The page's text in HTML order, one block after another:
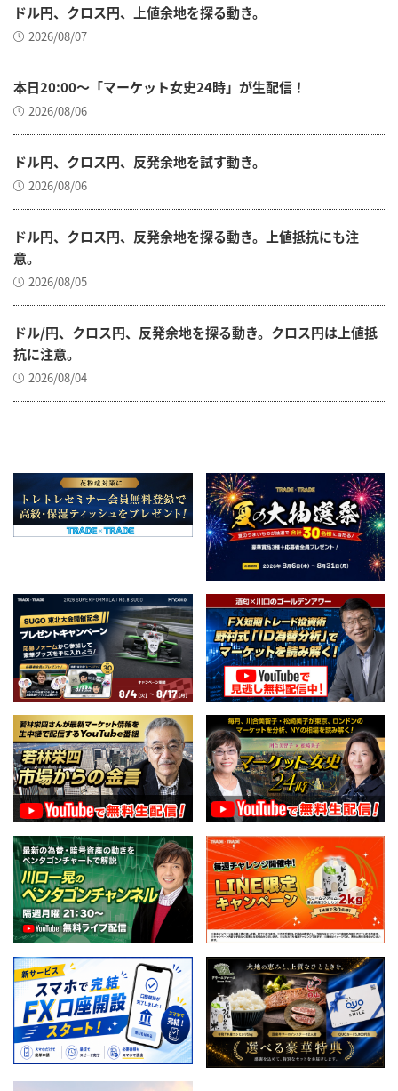
ドル円、クロス円、上値余地を探る動き。
2026/08/07
本日20:00～「マーケット女史24時」が生配信！
2026/08/06
ドル円、クロス円、反発余地を試す動き。
2026/08/06
ドル円、クロス円、反発余地を探る動き。上値抵抗にも注
意。
2026/08/05
ドル/円、クロス円、反発余地を探る動き。クロス円は上値抵
抗に注意。
2026/08/04